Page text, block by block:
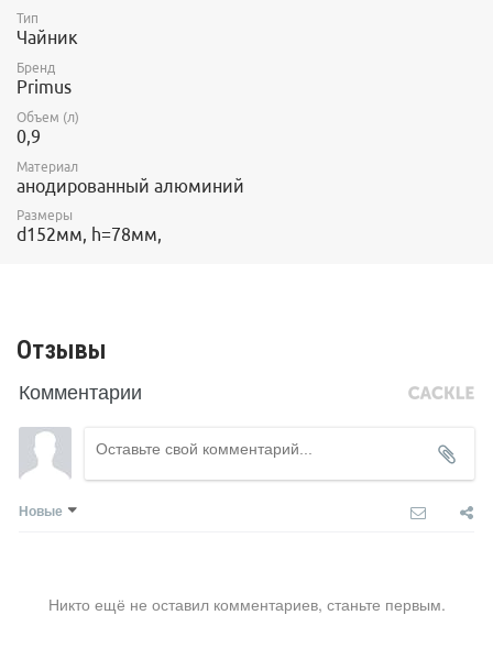
Тип
Чайник
Бренд
Primus
Объем (л)
0,9
Материал
анодированный алюминий
Размеры
d152мм, h=78мм,
Отзывы
Комментарии
Новые
Никто ещё не оставил комментариев, станьте первым.